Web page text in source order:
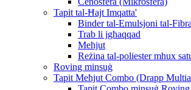
Tapit tal-Ħajt Imqatta'
Binder tal-Emulsjoni tal-
Trab li jgħaqqad
Meħjut
Reżina tal-poliester mhux
Roving minsuġ
Tapit Meħjut Combo (Drapp